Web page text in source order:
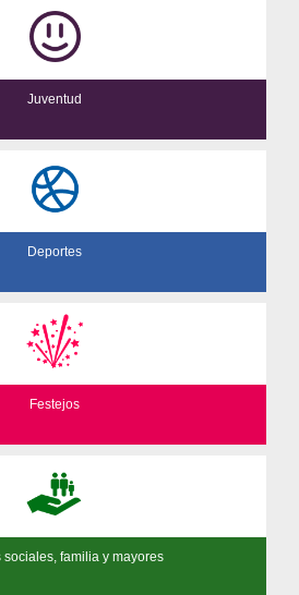
Juventud
Deportes
Festejos
sociales, familia y mayores